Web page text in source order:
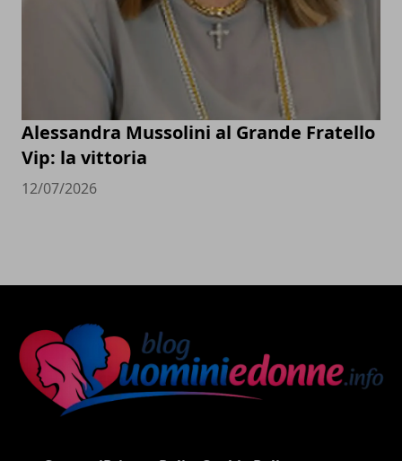
Alessandra Mussolini al Grande Fratello
Vip: la vittoria
12/07/2026